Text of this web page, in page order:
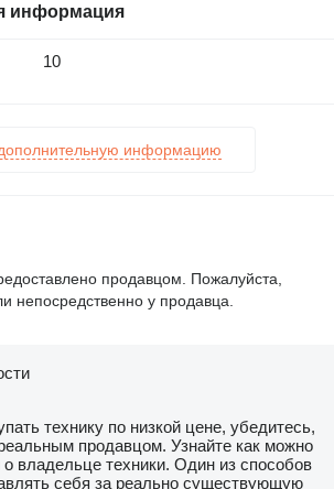
информация
10
информацию
продавцом. Пожалуйста,
непосредственно у продавца.
технику по низкой цене, убедитесь,
продавцом. Узнайте как можно
владельце техники. Один из способов
себя за реально существующую